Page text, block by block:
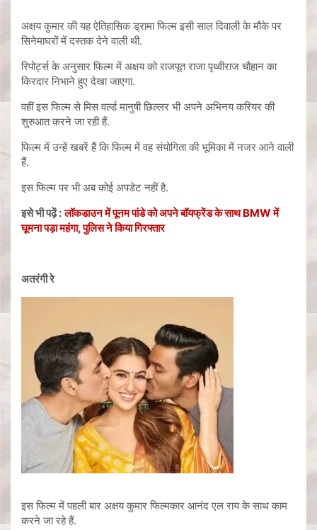
अक्षय कुमार की यह ऐतिहासिक ड्रामा फिल्म इसी साल दिवाली के मौके पर
सिनेमाघरों में दस्तक देने वाली थी.
रिपोर्ट्स के अनुसार फिल्म में अक्षय को राजपूत राजा पृथ्वीराज चौहान का
किरदार निभाने हुए देखा जाएगा.
वहीं इस फिल्म से मिस वर्ल्ड मानुषी छिल्लर भी अपने अभिनय करियर की
शुरुआत करने जा रही हैं.
फिल्म में उन्हें खबरें हैं कि फिल्म में वह संयोगिता की भूमिका में नजर आने वाली
हैं.
इस फिल्म पर भी अब कोई अपडेट नहीं है.
इसे भी पढ़ें : लॉकडाउन में पूनम पांडे को अपने बॉयफ्रेंड के साथ BMW में
घूमना पड़ा महंगा, पुलिस ने किया गिरफ्तार
अतरंगी रे
इस फिल्म में पहली बार अक्षय कुमार फिल्मकार आनंद एल राय के साथ काम
करने जा रहे हैं.